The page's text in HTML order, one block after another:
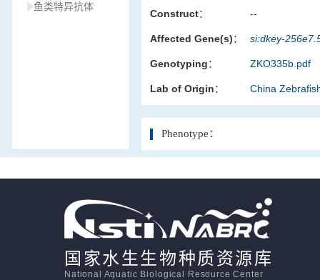
鱼类特异抗体
Construct： --
Affected Gene(s)： si:dkey-
Genotyping： ZKO335b.pdf
Lab of Origin： China
Phenotype：
国家水生生物种质资源库
National Aquatic Biological Resource Center